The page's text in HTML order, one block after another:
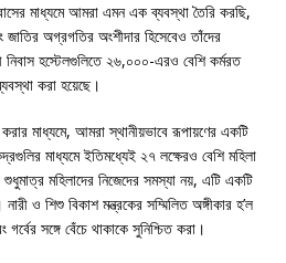
মাধ্যমে আমরা এমন এক ব্যবস্থা তৈরি করছি,
জাতির অগ্রগতির অংশীদার হিসেবেও তাঁদের
হস্টেলগুলিতে ২৬,০০০-এরও বেশি কর্মরত
করা হয়েছে।
করার মাধ্যমে, আমরা স্থানীয়ভাবে রূপায়ণের একটি
মাধ্যমে ইতিমধ্যেই ২৭ লক্ষেরও বেশি মহিলা
মহিলাদের নিজেদের সমস্যা নয়, এটি একটি
ও শিশু বিকাশ মন্ত্রকের সম্মিলিত অঙ্গীকার হ’ল
গর্বের সঙ্গে বেঁচে থাকাকে সুনিশ্চিত করা।